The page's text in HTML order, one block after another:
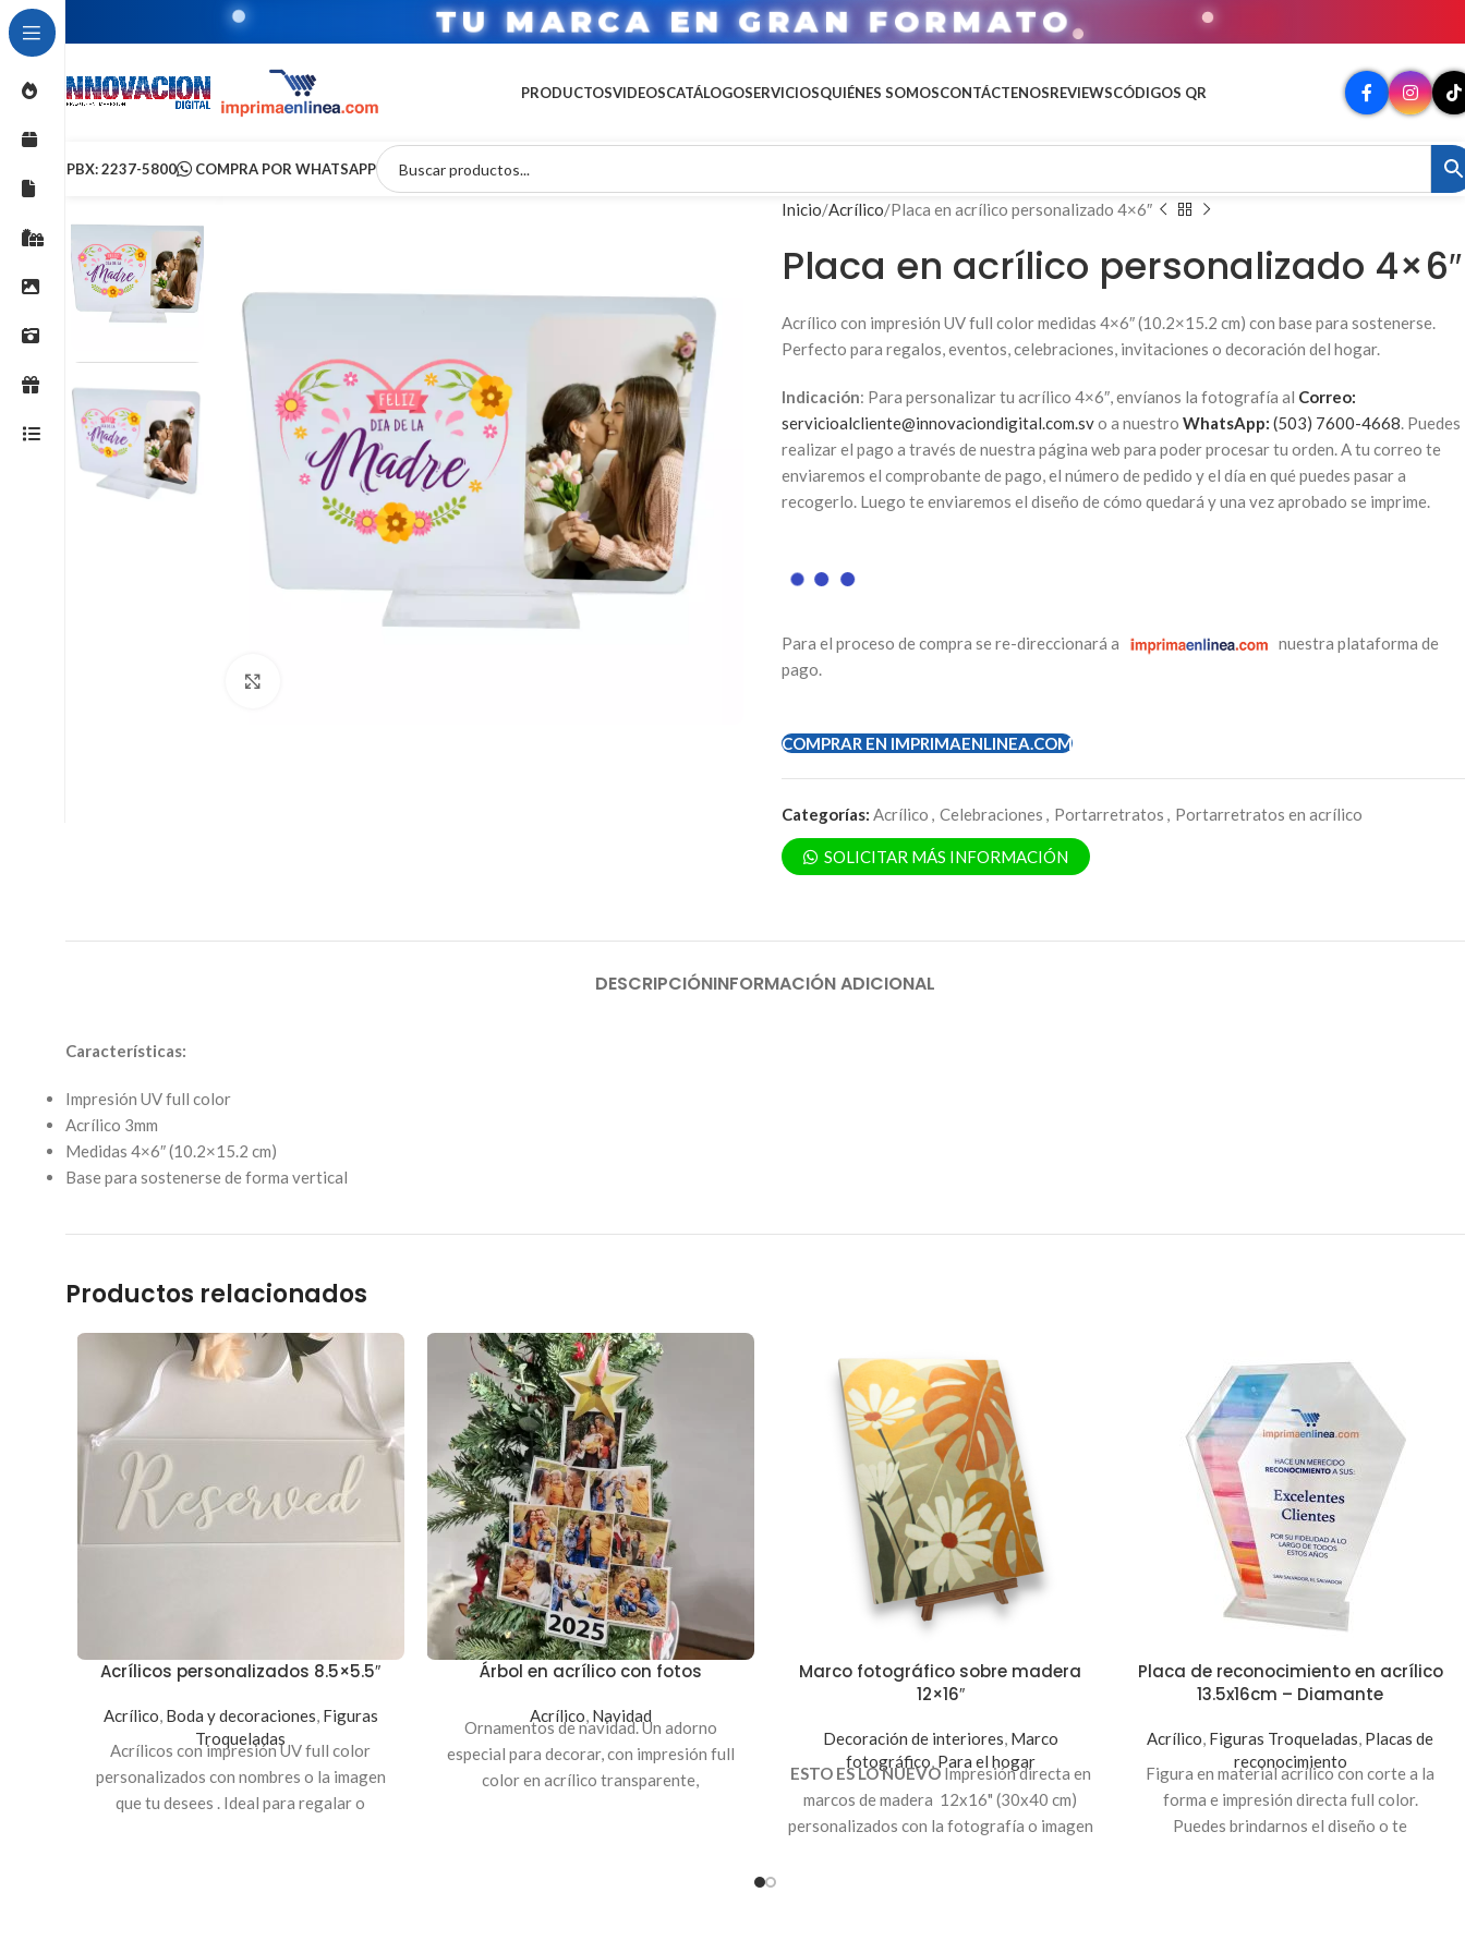
TU MARCA EN GRAN FORMATO
PRODUCTOSVIDEOSCATÁLOGOSERVICIOSQUIÉNES SOMOSCONTÁCTENOSREVIEWSCÓDIGOS QR
PBX: 2237-5800 COMPRA POR WHATSAPP
Inicio Acrílico Placa en acrílico personalizado 4×6″
Placa en acrílico personalizado 4×6″
Acrílico con impresión UV full color medidas 4×6″ (10.2×15.2 cm) con base para sostenerse.
Perfecto para regalos, eventos, celebraciones, invitaciones o decoración del hogar.
Indicación: Para personalizar tu acrílico 4×6″, envíanos la fotografía al Correo:
servicioalcliente@innovaciondigital.com.svo a nuestro WhatsApp: (503) 7600-4668. Puedes
realizar el pago a través de nuestra página web para poder procesar tu orden. A tu correo te
enviaremos el comprobante de pago, el número de pedido y el día en qué puedes pasar a
recogerlo. Luego te enviaremos el diseño de cómo quedará y una vez aprobado se imprime.
Para el proceso de compra se re-direccionará a
nuestra plataforma de
pago.
COMPRAR EN IMPRIMAENLINEA.COM
Categorías: Acrílico , Celebraciones , Portarretratos , Portarretratos en acrílico
SOLICITAR MÁS INFORMACIÓN
DESCRIPCIÓNINFORMACIÓN ADICIONAL
Características:
Impresión UV full color
Acrílico 3mm
Medidas 4×6″ (10.2×15.2 cm)
Base para sostenerse de forma vertical
Productos relacionados
Acrílicos personalizados 8.5×5.5″
Acrílico, Boda y decoraciones, Figuras
Troqueladas
Acrílicos con impresión UV full color
personalizados con nombres o la imagen
que tu desees . Ideal para regalar o
Árbol en acrílico con fotos
Acrílico, Navidad
Ornamentos de navidad. Un adorno
especial para decorar, con impresión full
color en acrílico transparente,
Marco fotográfico sobre madera
12×16″
Decoración de interiores, Marco
fotográfico, Para el hogar
ESTO ES LO NUEVOImpresión directa en
marcos de madera 12x16" (30x40 cm)
personalizados con la fotografía o imagen
Placa de reconocimiento en acrílico
13.5x16cm – Diamante
Acrílico, Figuras Troqueladas, Placas de
reconocimiento
Figura en material acrílico con corte a la
forma e impresión directa full color.
Puedes brindarnos el diseño o te